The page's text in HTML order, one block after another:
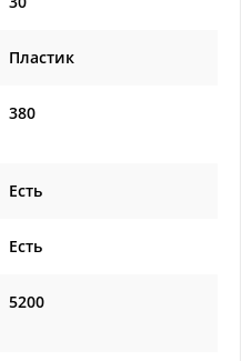
Пластик
380
Есть
Есть
5200